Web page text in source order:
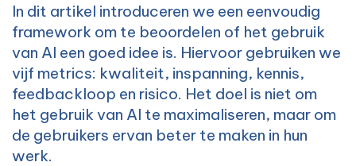
In dit artikel introduceren we een eenvoudig
framework om te beoordelen of het gebruik
van AI een goed idee is. Hiervoor gebruiken we
vijf metrics: kwaliteit, inspanning, kennis,
feedbackloop en risico. Het doel is niet om
het gebruik van AI te maximaliseren, maar om
de gebruikers ervan beter te maken in hun
werk.